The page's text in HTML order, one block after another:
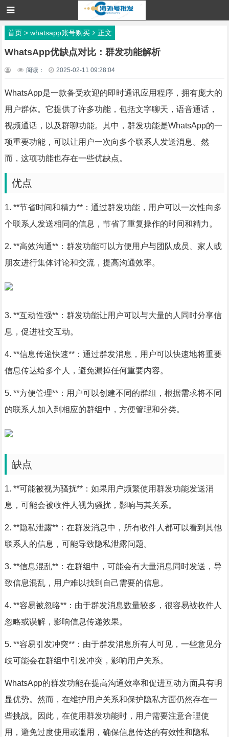
首页> whatsapp账号购买 正文
WhatsApp优缺点对比：群发功能解析
阅读： 2025-02-11 09:28:04
WhatsApp是一款备受欢迎的即时通讯应用程序，拥有庞大的
用户群体。它提供了许多功能，包括文字聊天，语音通话，
视频通话，以及群聊功能。其中，群发功能是WhatsApp的一
项重要功能，可以让用户一次向多个联系人发送消息。然
而，这项功能也存在一些优缺点。
优点
1. **节省时间和精力**：通过群发功能，用户可以一次性向多
个联系人发送相同的信息，节省了重复操作的时间和精力。
2. **高效沟通**：群发功能可以方便用户与团队成员、家人或
朋友进行集体讨论和交流，提高沟通效率。
3. **互动性强**：群发功能让用户可以与大量的人同时分享信
息，促进社交互动。
4. **信息传递快速**：通过群发消息，用户可以快速地将重要
信息传达给多个人，避免漏掉任何重要内容。
5. **方便管理**：用户可以创建不同的群组，根据需求将不同
的联系人加入到相应的群组中，方便管理和分类。
缺点
1. **可能被视为骚扰**：如果用户频繁使用群发功能发送消
息，可能会被收件人视为骚扰，影响与其关系。
2. **隐私泄露**：在群发消息中，所有收件人都可以看到其他
联系人的信息，可能导致隐私泄露问题。
3. **信息混乱**：在群组中，可能会有大量消息同时发送，导
致信息混乱，用户难以找到自己需要的信息。
4. **容易被忽略**：由于群发消息数量较多，很容易被收件人
忽略或误解，影响信息传递效果。
5. **容易引发冲突**：由于群发消息所有人可见，一些意见分
歧可能会在群组中引发冲突，影响用户关系。
WhatsApp的群发功能在提高沟通效率和促进互动方面具有明
显优势。然而，在维护用户关系和保护隐私方面仍然存在一
些挑战。因此，在使用群发功能时，用户需要注意合理使
用，避免过度使用或滥用，确保信息传达的有效性和隐私